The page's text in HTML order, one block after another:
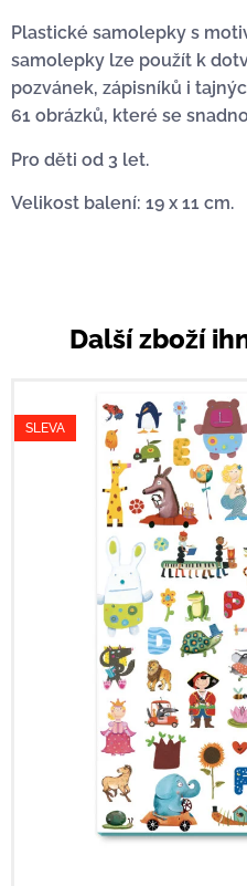
Plastické samolepky s
samolepky lze použít k
pozvánek, zápisníků i
61 obrázků, které se
Pro děti od 3 let.
Velikost balení: 19 x 11 cm.
Další zboží
SLEVA